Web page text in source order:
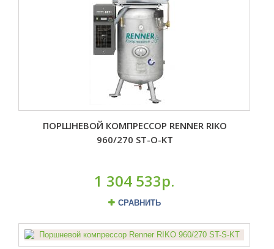
ПОРШНЕВОЙ КОМПРЕССОР RENNER RIKO
960/270 ST-O-KT
1 304 533р.
СРАВНИТЬ